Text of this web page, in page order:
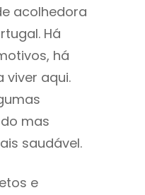
acolhedora
Há
há
aqui.
mas
saudável.
e